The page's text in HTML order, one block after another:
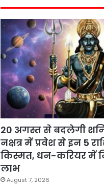
20 अगस्त से बदलेगी
नक्षत्र में प्रवेश से इन 5
किस्मत, धन-करियर में
लाभ
August 7, 2026